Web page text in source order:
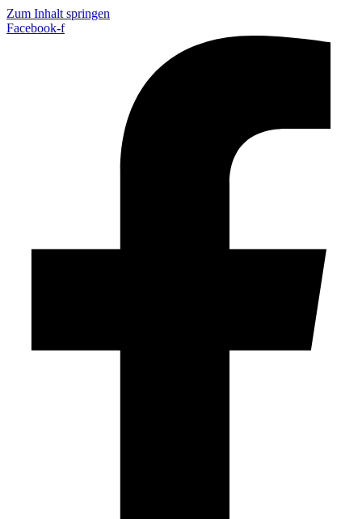
Zum Inhalt springen
Facebook-f